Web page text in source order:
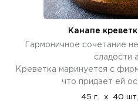
Канапе
Гармоничное сочетание
сладости
Креветка маринуется с
что придает ей
45 г. x 40 шт.